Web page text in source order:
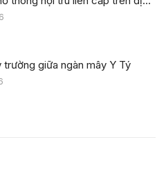
Hóa
trường giữa ngàn mây Y Tý